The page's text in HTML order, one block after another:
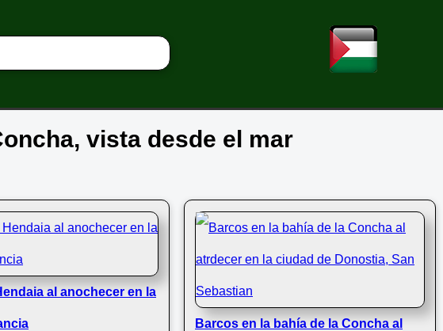
vista desde el mar
al anochecer en la
Barcos en la bahía de la Concha al